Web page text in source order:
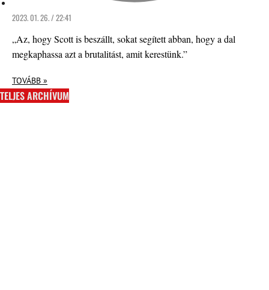
2023. 01. 26. / 22:41
„Az, hogy Scott is beszállt, sokat segített abban, hogy a dal
megkaphassa azt a brutalitást, amit kerestünk.”
TOVÁBB »
TELJES ARCHÍVUM